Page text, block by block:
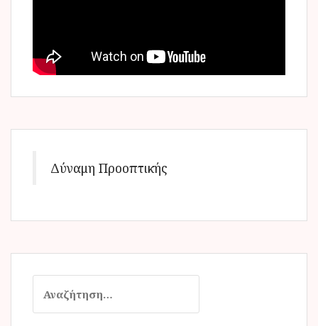
Δύναμη Προοπτικής
α